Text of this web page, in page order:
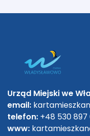
Urząd Miejski we
email:
telefon: +48 530 897
www: